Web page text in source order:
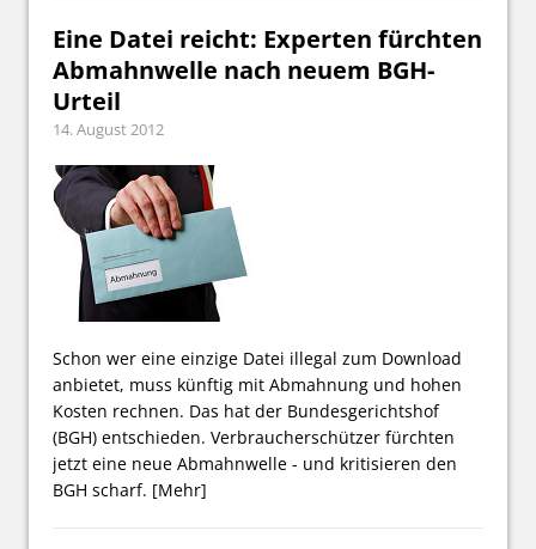
Eine Datei reicht: Experten fürchten
Abmahnwelle nach neuem BGH-
Urteil
14. August 2012
Schon wer eine einzige Datei illegal zum Download
anbietet, muss künftig mit Abmahnung und hohen
Kosten rechnen. Das hat der Bundesgerichtshof
(BGH) entschieden. Verbraucherschützer fürchten
jetzt eine neue Abmahnwelle - und kritisieren den
BGH scharf. [Mehr]